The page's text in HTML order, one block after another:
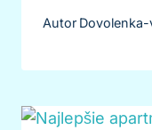
Autor